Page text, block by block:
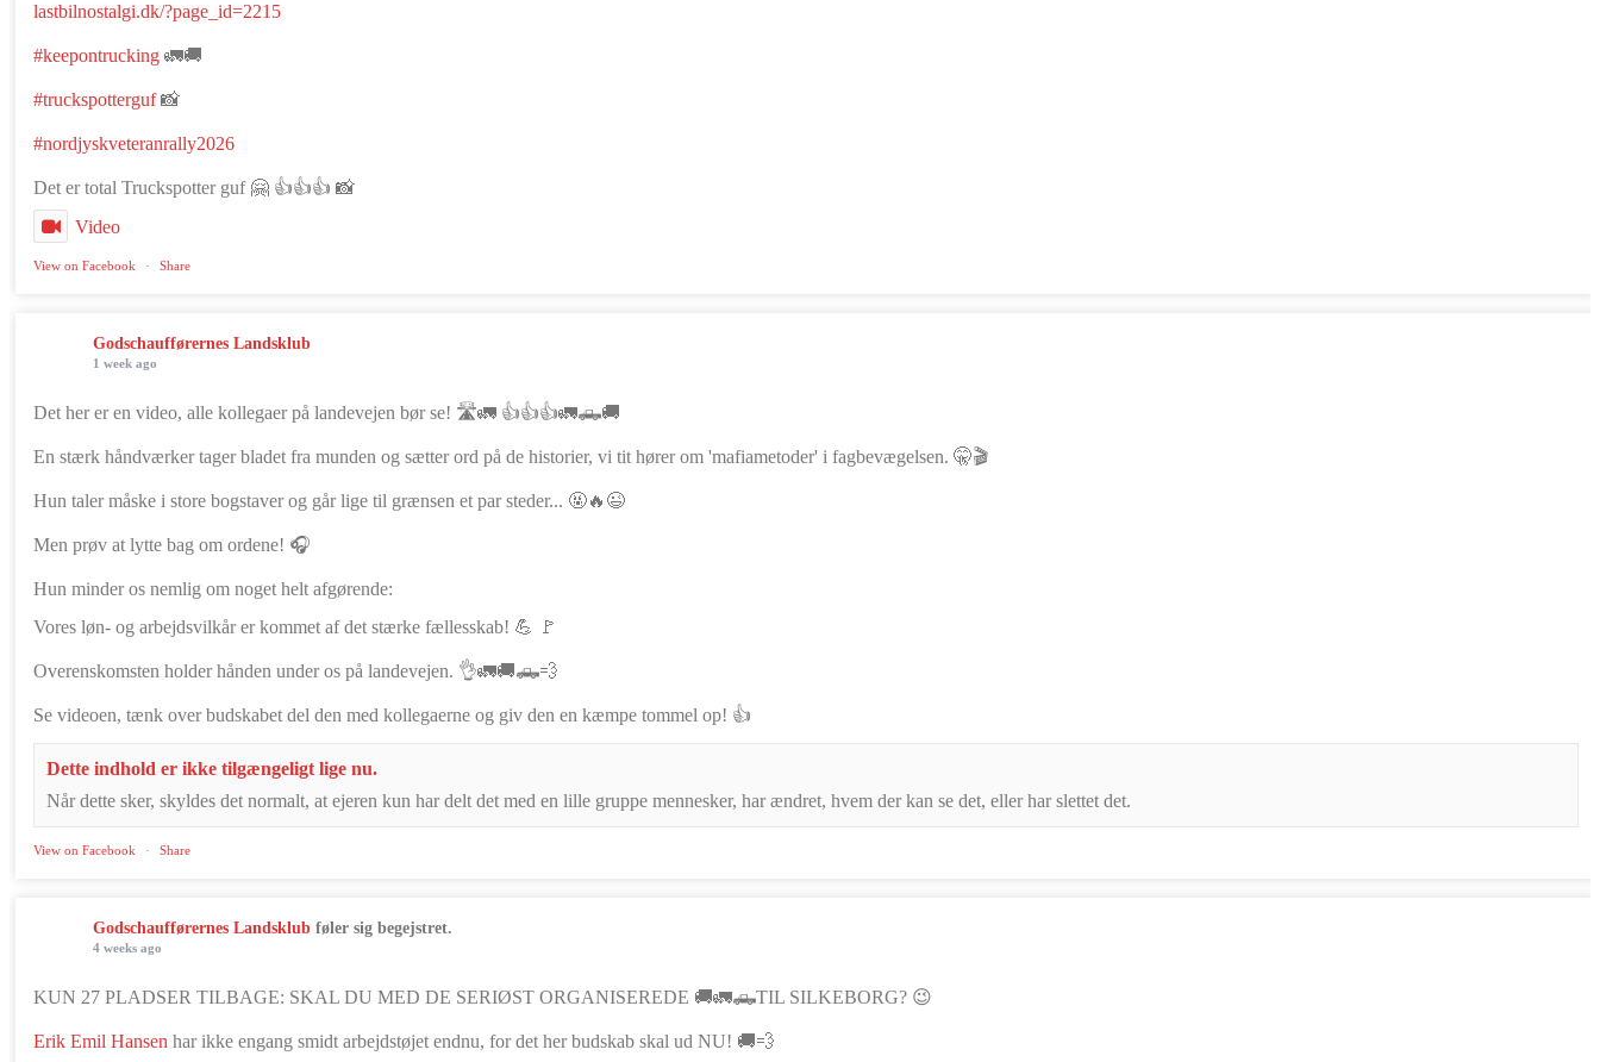
lastbilnostalgi.dk/?page_id=2215
#keepontrucking 🚛🚚
#truckspotterguf📸
#nordjyskveteranrally2026
Det er total Truckspotter guf 🤗 👍👍👍 📸
Video
View on Facebook · Share
Godschaufførernes Landsklub
1 week ago
Det her er en video, alle kollegaer på landevejen bør se! 🛣️🚛 👍👍👍🚛🛻🚚
En stærk håndværker tager bladet fra munden og sætter ord på de historier, vi tit hører om 'mafiametoder' i fagbevægelsen. 🤫🎬
Hun taler måske i store bogstaver og går lige til grænsen et par steder... 🤬🔥😉
Men prøv at lytte bag om ordene! 🎧
Hun minder os nemlig om noget helt afgørende:
Vores løn- og arbejdsvilkår er kommet af det stærke fællesskab! 💪 🚩
Overenskomsten holder hånden under os på landevejen. 👌🚛🚚🛻💨
Se videoen, tænk over budskabet del den med kollegaerne og giv den en kæmpe tommel op! 👍
Dette indhold er ikke tilgængeligt lige nu.
Når dette sker, skyldes det normalt, at ejeren kun har delt det med en lille gruppe mennesker, har ændret, hvem der kan se det, eller har slettet det.
View on Facebook · Share
Godschaufførernes Landsklub føler sig begejstret.
4 weeks ago
KUN 27 PLADSER TILBAGE: SKAL DU MED DE SERIØST ORGANISEREDE 🚚🚛🛻TIL SILKEBORG? 😉
Erik Emil Hansen har ikke engang smidt arbejdstøjet endnu, for det her budskab skal ud NU! 🚚💨